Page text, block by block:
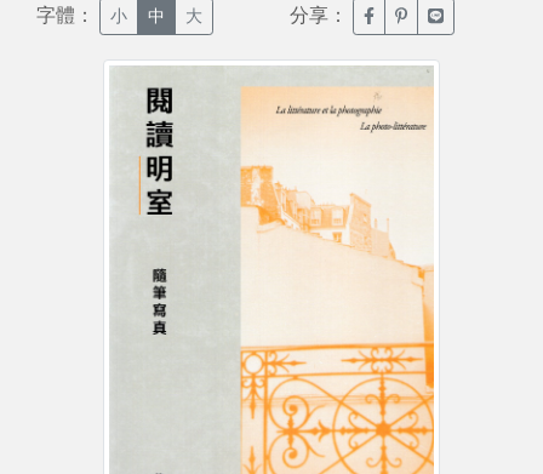
字體： 小 中 大 分享： 臉書分享(另開新視窗)
噗浪分享(另開新
Line分享(另